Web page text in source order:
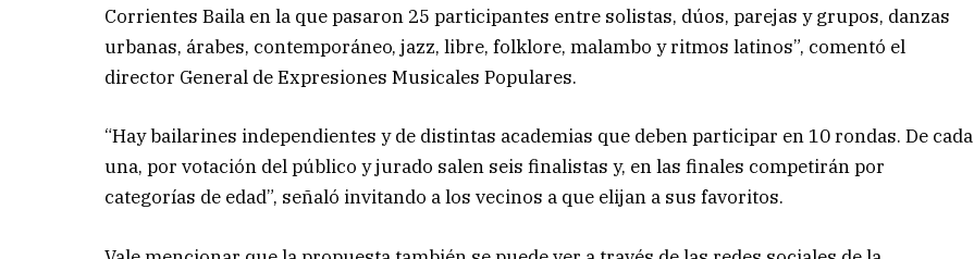
Corrientes Baila en la que pasaron 25 participantes entre solistas, dúos, parejas y grupos, danzas
urbanas, árabes, contemporáneo, jazz, libre, folklore, malambo y ritmos latinos”, comentó el
director General de Expresiones Musicales Populares.
“Hay bailarines independientes y de distintas academias que deben participar en 10 rondas. De cada
una, por votación del público y jurado salen seis finalistas y, en las finales competirán por
categorías de edad”, señaló invitando a los vecinos a que elijan a sus favoritos.